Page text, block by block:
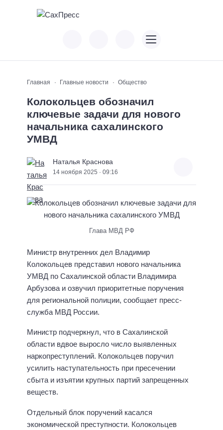
Главная Главные новости Общество
Колокольцев обозначил
ключевые задачи для нового
начальника сахалинского
УМВД
Наталья Краснова
14 ноября 2025 · 09:16
Глава МВД РФ
Министр внутренних дел Владимир
Колокольцев представил нового начальника
УМВД по Сахалинской области Владимира
Арбузова и озвучил приоритетные поручения
для региональной полиции, сообщает пресс-
служба МВД России.
Министр подчеркнул, что в Сахалинской
области вдвое выросло число выявленных
наркопреступлений. Колокольцев поручил
усилить наступательность при пресечении
сбыта и изъятии крупных партий запрещенных
веществ.
Отдельный блок поручений касался
экономической преступности. Колокольцев